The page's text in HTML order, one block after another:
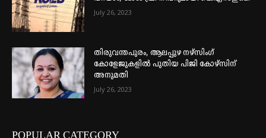
July 26, 2023
തിരുവന്തപുരം, ആലപ്പുഴ നഴ്‌സിംഗ്
കോളേജുകളില്‍ പുതിയ പിജി കോഴ്‌സിന്
അനുമതി
July 26, 2023